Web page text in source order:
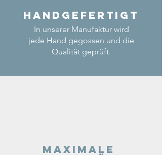
Handgefertigt
In unserer Manufaktur wird
jede Hand gegossen und die
Qualität geprüft.
Maximale